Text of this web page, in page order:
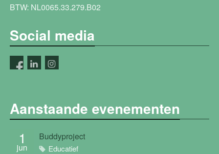
BTW: NL0065.33.279.B02
Social media
Aanstaande evenementen
1
jun
Buddyproject
Educatief